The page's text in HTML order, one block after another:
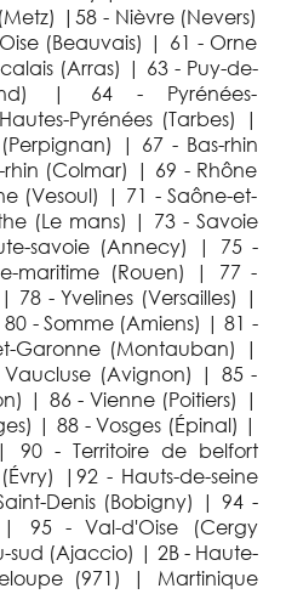
|58 - Nièvre (Nevers)
(Beauvais) | 61 - Orne
(Arras) | 63 - Puy-de-
| 64 - Pyrénées-
Pyrénées (Tarbes) |
| 67 - Bas-rhin
(Colmar) | 69 - Rhône
(Vesoul) | 71 - Saône-et-
(Le mans) | 73 - Savoie
savoie (Annecy) | 75 -
maritime (Rouen) | 77 -
- Yvelines (Versailles) |
- Somme (Amiens) | 81 -
Garonne (Montauban) |
(Avignon) | 85 -
| 86 - Vienne (Poitiers) |
| 88 - Vosges (Épinal) |
90 - Territoire de belfort
|92 - Hauts-de-seine
Denis (Bobigny) | 94 -
| 95 - Val-d'Oise (Cergy
sud (Ajaccio) | 2B - Haute-
(971) | Martinique